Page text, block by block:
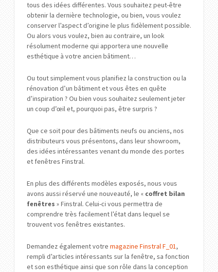
tous des idées différentes. Vous souhaitez peut-être
obtenir la dernière technologie, ou bien, vous voulez
conserver l’aspect d’origine le plus fidèlement possible.
Ou alors vous voulez, bien au contraire, un look
résolument moderne qui apportera une nouvelle
esthétique à votre ancien bâtiment…
Ou tout simplement vous planifiez la construction ou la
rénovation d’un bâtiment et vous êtes en quête
d’inspiration ? Ou bien vous souhaitez seulement jeter
un coup d’œil et, pourquoi pas, être surpris ?
Que ce soit pour des bâtiments neufs ou anciens, nos
distributeurs vous présentons, dans leur showroom,
des idées intéressantes venant du monde des portes
et fenêtres Finstral.
En plus des différents modèles exposés, nous vous
avons aussi réservé une nouveauté, le « coffret bilan
fenêtres » Finstral. Celui-ci vous permettra de
comprendre très facilement l’état dans lequel se
trouvent vos fenêtres existantes.
Demandez également votre magazine Finstral F_01,
rempli d’articles intéressants sur la fenêtre, sa fonction
et son esthétique ainsi que son rôle dans la conception